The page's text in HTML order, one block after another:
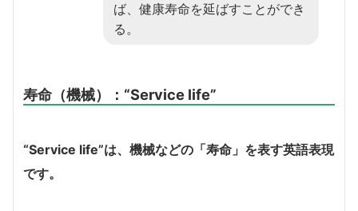
ば、健康寿命を延ばすことができ
る。
寿命（機械）： “Service life”
“Service life”は、機械などの「寿命」を表す英語表現
です。